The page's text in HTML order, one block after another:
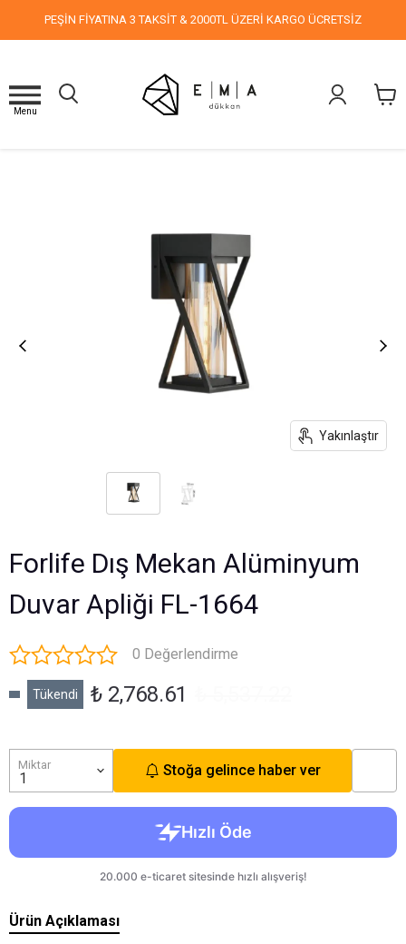
PEŞİN FİYATINA 3 TAKSİT & 2000TL ÜZERİ KARGO ÜCRETSİZ
Menu
Yakınlaştır
Forlife Dış Mekan Alüminyum
Duvar Apliği FL-1664
0 Değerlendirme
Tükendi ₺ 2,768.61
Miktar Stoğa gelince haber ver
Ürün Açıklaması